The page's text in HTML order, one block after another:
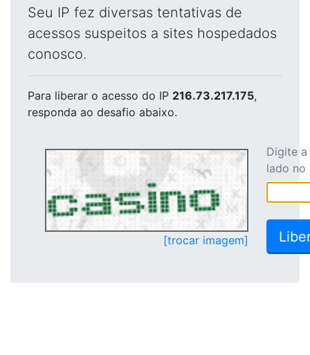
Seu IP fez diversas tentativas de
acessos suspeitos a sites hospedados
conosco.
Para liberar o acesso do IP 216.73.217.175,
responda ao desafio abaixo.
[trocar imagem]
Digite
lado no